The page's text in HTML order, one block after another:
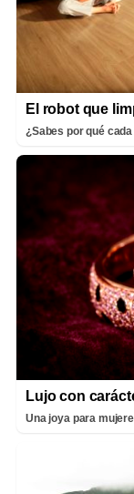
El robot que
¿Sabes por qué
Lujo con
Una joya para